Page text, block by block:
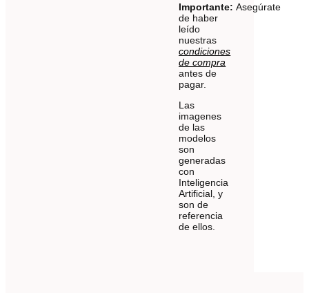
Importante: Asegúrate
de haber
leído
nuestras
condiciones
de compra
antes de
pagar.
Las
imagenes
de las
modelos
son
generadas
con
Inteligencia
Artificial, y
son de
referencia
de ellos.